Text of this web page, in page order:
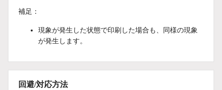
補足：
現象が発生した状態で印刷した場合も、同様の現象
が発生します。
回避/対応方法